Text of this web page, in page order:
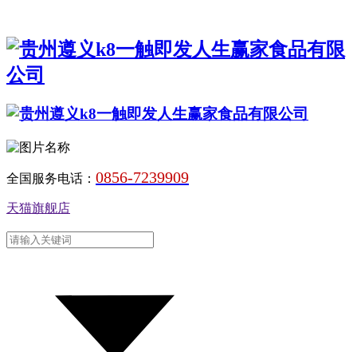
全国服务电话： 0856-7239909
天猫旗舰店